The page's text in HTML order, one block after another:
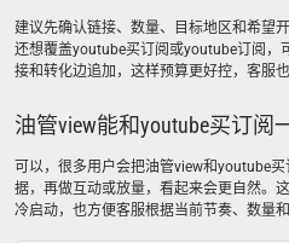
建议先确认链接、数量、目标地区和希望
还想覆盖youtube买订阅或youtube订阅，
接和转化边追加，这样预算更好控，客服
油管view能和youtube买订阅
可以，很多用户会把油管view和youtube
据，再做互动或放量，看起来会更自然。
冷启动，也方便客服根据当前节奏、数量